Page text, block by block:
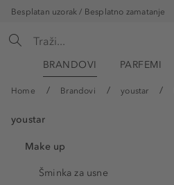
Besplatan uzorak / Besplatno zamatanje
BRANDOVI PARFEMI
Home Brandovi youstar
youstar
Make up
Šminka za usne